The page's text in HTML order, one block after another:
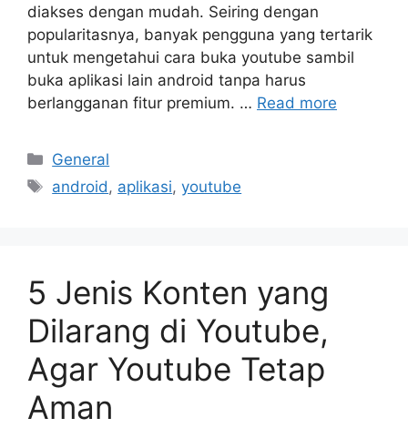
diakses dengan mudah. Seiring dengan
popularitasnya, banyak pengguna yang tertarik
untuk mengetahui cara buka youtube sambil
buka aplikasi lain android tanpa harus
berlangganan fitur premium. … Read more
Categories
General
Tags
android, aplikasi,youtube
5 Jenis Konten yang
Dilarang di Youtube,
Agar Youtube Tetap
Aman